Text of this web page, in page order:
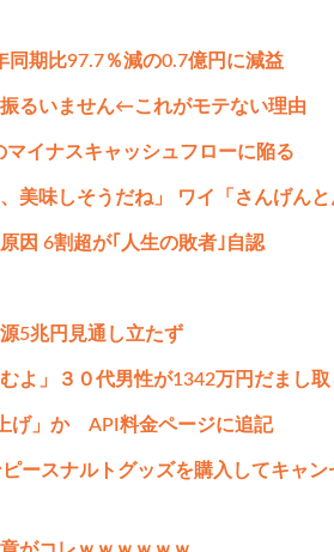
期比97.7％減の0.7億円に減益
るいません←これがモテない理由
マイナスキャッシュフローに陥る
美味しそうだね」 ワイ「さんげんと
因 6割超が｢人生の敗者｣自認
5兆円見通し立たず
よ」３０代男性が1342万円だまし取
げ」か API料金ページに追記
ースナルトグッズを購入してキャン